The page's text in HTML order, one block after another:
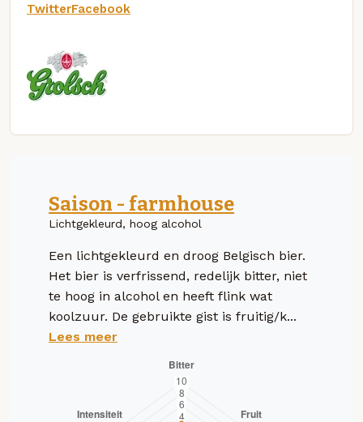
TwitterFacebook
Saison - farmhouse
Lichtgekleurd, hoog alcohol
Een lichtgekleurd en droog Belgisch bier.
Het bier is verfrissend, redelijk bitter, niet
te hoog in alcohol en heeft flink wat
koolzuur. De gebruikte gist is fruitig/k...
Lees meer